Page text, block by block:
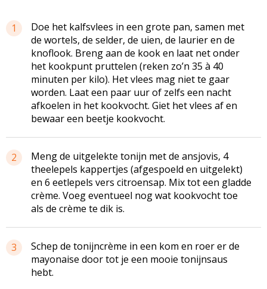
1
Doe het kalfsvlees in een grote pan, samen met
de wortels, de selder, de uien, de laurier en de
knoflook. Breng aan de kook en laat net onder
het kookpunt pruttelen (reken zo’n 35 à 40
minuten per kilo). Het vlees mag niet te gaar
worden. Laat een paar uur of zelfs een nacht
afkoelen in het kookvocht. Giet het vlees af en
bewaar een beetje kookvocht.
2
Meng de uitgelekte tonijn met de ansjovis, 4
theelepels kappertjes (afgespoeld en uitgelekt)
en 6 eetlepels vers citroensap. Mix tot een gladde
crème. Voeg eventueel nog wat kookvocht toe
als de crème te dik is.
3
Schep de tonijncrème in een kom en roer er de
mayonaise door tot je een mooie tonijnsaus
hebt.